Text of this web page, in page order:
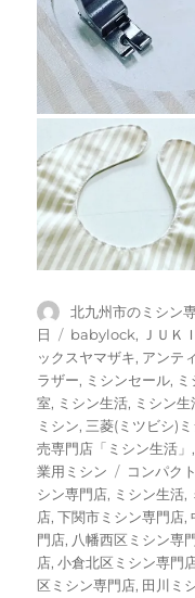
投
稿
者
北九州市のミシン
日
カ
テ
ゴ
リ
ー
babylock, ＪＵＫＩ
ックスヤマザキ, アンテ
ラザー, ミシンセール,
室, ミシン生活, ミシン
ミシン, 三菱(ミツビシ)
売専門店「ミシン生活」
業用ミシン
タ
グ
コンパク
シン専門店, ミシン生活,
店,下関市ミシン専門店,
門店, 八幡西区ミシン専
店,小倉北区ミシン専門
区ミシン専門店, 田川ミ